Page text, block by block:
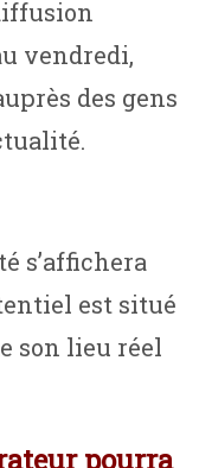
vendredi,
des gens
s’affichera
est situé
son lieu réel
pourra